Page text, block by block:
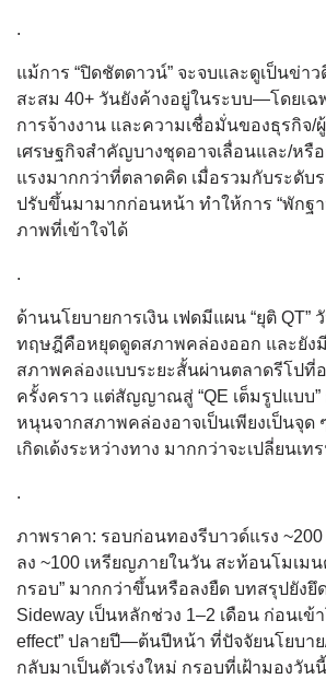
.
แม้การ “ปิดชัตดาวน์” จะจบและดูเป็นข่า
สะสม 40+ วันยังค้างอยู่ในระบบ—โดยเฉ
การจ้างงาน และความเชื่อมั่นของธุรกิจ/
เศรษฐกิจสำคัญบางชุดอาจเลื่อนและ/ห
แรงมากกว่าที่ตลาดคิด เมื่อรวมกับระดับ
ปรับขึ้นมามากก่อนหน้า ทำให้การ “พักฐ
ภาพที่เข้าใจได้
.
ด้านนโยบายการเงิน เฟดมีแผน “ยุติ QT”
ทฤษฎีคือหยุดดูดสภาพคล่องออก และยังมี
สภาพคล่องแบบระยะสั้นผ่านตลาดรีโปที่
ครั้งคราว แต่สัญญาณสู่ “QE เต็มรูปแบบ”
หนุนจากสภาพคล่องอาจเป็นเพียงเป็นจุด
เกิดเด้งระหว่างทาง มากกว่าจะเปลี่ยนเ
.
ภาพราคา: รอบก่อนทองรีบาวด์แรง
ลง ~100 เหรียญภายในวัน สะท้อนโมเมน
กรอบ” มากกว่าขึ้นหรือลงยืด บทสรุปยังยึ
Sideway เป็นหลักช่วง 1–2 เดือน ก่อนเข้
effect” ปลายปี—ต้นปีหน้า ที่ปัจจัยนโยบา
กลับมาเป็นตัวเร่งใหม่ กรอบที่เฝ้ามองวัน